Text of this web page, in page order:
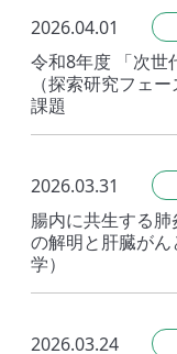
2026.04.01
令和8年度 「次世
（探索研究フェ
課題
2026.03.31
腸内に共生する
の解明と肝臓が
学）
2026.03.24